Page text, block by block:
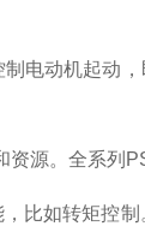
电动机起动，
源。全系列
比如转矩控制